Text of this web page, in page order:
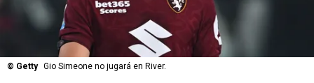
© Getty Gio Simeone no jugará en River.